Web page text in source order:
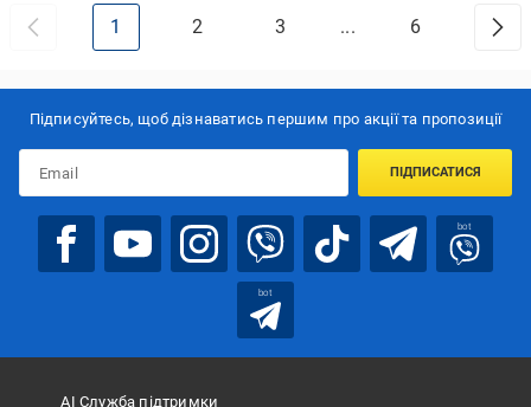
1 2 3 ... 6
Підписуйтесь, щоб дізнаватись першим про акції та пропозиції
ПІДПИСАТИСЯ
bot
bot
АІ Служба підтримки